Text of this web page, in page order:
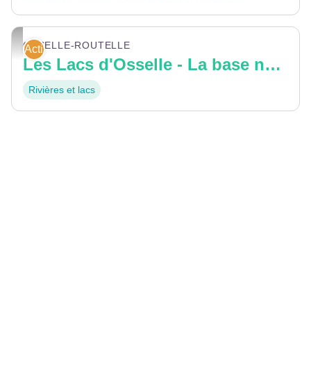
GBM-SP
Activités nautiques
OSSELLE-ROUTELLE
Les Lacs d'Osselle - La base nature du Grand Besançon
Rivières et lacs